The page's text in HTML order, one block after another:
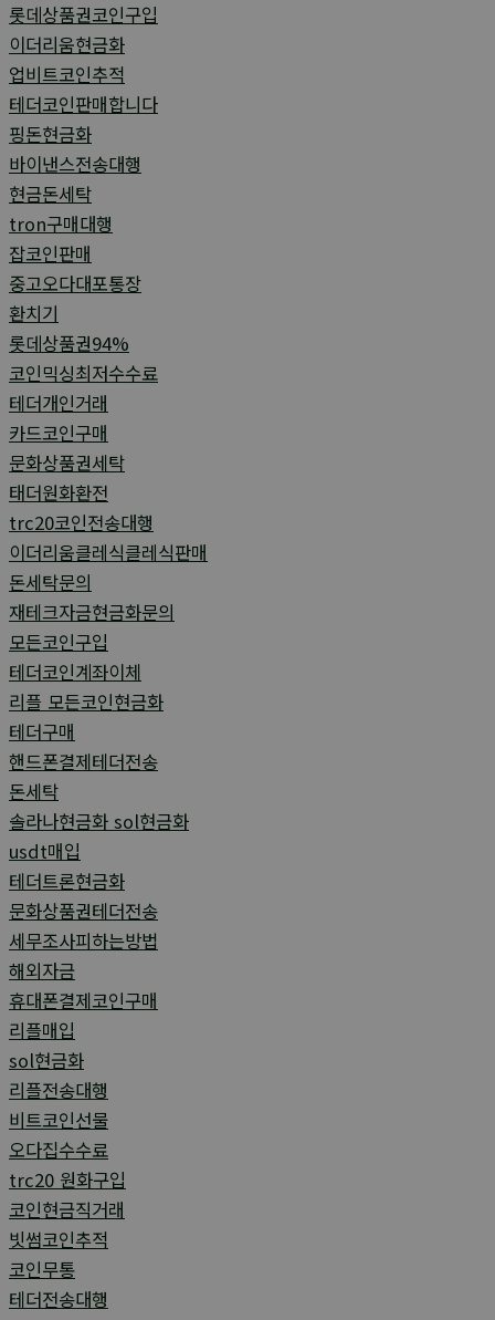
롯데상품권코인구입
이더리움현금화
업비트코인추적
테더코인판매합니다
핑돈현금화
바이낸스전송대행
현금돈세탁
tron구매대행
잡코인판매
중고오다대포통장
환치기
롯데상품권94%
코인믹싱최저수수료
테더개인거래
카드코인구매
문화상품권세탁
태더원화환전
trc20코인전송대행
이더리움클레식클레식판매
돈세탁문의
재테크자금현금화문의
모든코인구입
테더코인계좌이체
리플 모든코인현금화
테더구매
핸드폰결제테더전송
돈세탁
솔라나현금화 sol현금화
usdt매입
테더트론현금화
문화상품권테더전송
세무조사피하는방법
해외자금
휴대폰결제코인구매
리플매입
sol현금화
리플전송대행
비트코인선물
오다집수수료
trc20 원화구입
코인현금직거래
빗썸코인추적
코인무통
테더전송대행